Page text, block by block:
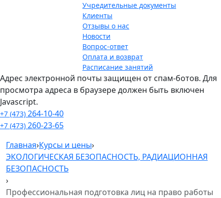
Учредительные документы
Клиенты
Отзывы о нас
Новости
Вопрос-ответ
Оплата и возврат
Расписание занятий
Адрес электронной почты защищен от спам-ботов. Для
просмотра адреса в браузере должен быть включен
Javascript.
+7 (473) 264-10-40
+7 (473) 260-23-65
Главная›Курсы и цены›
ЭКОЛОГИЧЕСКАЯ БЕЗОПАСНОСТЬ, РАДИАЦИОННАЯ
БЕЗОПАСНОСТЬ
›
Профессиональная подготовка лиц на право работы